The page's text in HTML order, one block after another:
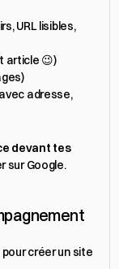
URL lisibles,
article 😉)
adresse,
devant tes
sur Google.
créer un site